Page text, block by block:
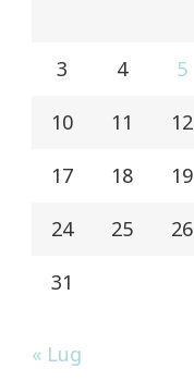
3 4 5
10 11 12
17 18 19
24 25 26
31
« Lug